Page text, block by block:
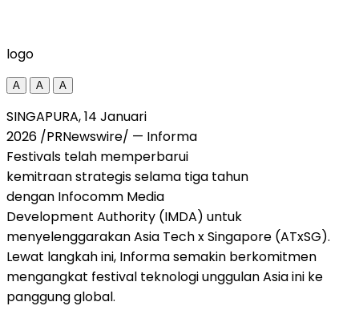
logo
A A A
SINGAPURA, 14 Januari
2026 /PRNewswire/ — Informa
Festivals telah memperbarui
kemitraan strategis selama tiga tahun
dengan Infocomm Media
Development Authority (IMDA) untuk
menyelenggarakan Asia Tech x Singapore (ATxSG).
Lewat langkah ini, Informa semakin berkomitmen
mengangkat festival teknologi unggulan Asia ini ke
panggung global.